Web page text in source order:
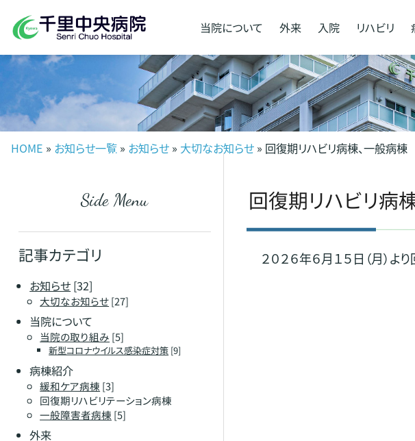
当院について 外来 入院 リハビリ
HOME » お知らせ一覧 » お知らせ » 大切なお知らせ » 回復期リハビリ病棟、一般病
回復期リハビリ病
２０２６年６月１５日（月）
Side Menu
記事カテゴリ
お知らせ [32]
大切なお知らせ[27]
当院について
当院の取り組み [5]
新型コロナウイルス感染症対策[9]
病棟紹介
緩和ケア病棟 [3]
回復期リハビリテーション病棟
一般障害者病棟 [5]
外来